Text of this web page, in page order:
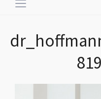
Toggle
navigation